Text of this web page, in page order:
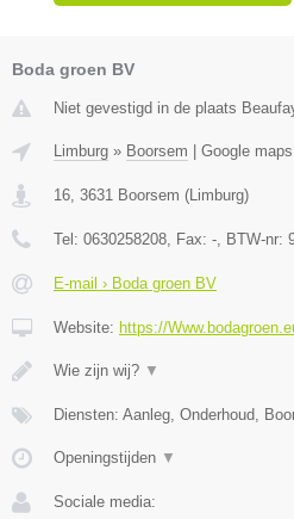
Boda groen BV
Niet gevestigd in de plaats
Limburg » Boorsem Google maps
16, 3631 Boorsem (Limburg)
Tel: 0630258208, Fax: -, BTW-nr:
E-mail › Boda groen BV
Website: https://
Wie zijn wij? ▼
Diensten: Aanleg, Onderhoud,
Openingstijden ▼
Sociale media: